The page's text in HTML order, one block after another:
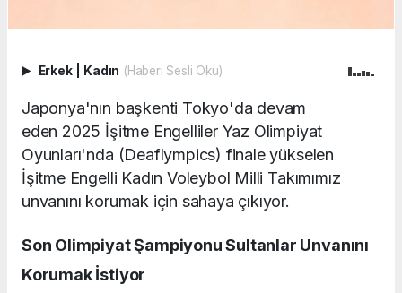
Erkek Kadın (Haberi Sesli Oku)
Japonya'nın başkenti Tokyo'da devam
eden 2025 İşitme Engelliler Yaz Olimpiyat
Oyunları'nda (Deaflympics) finale yükselen
İşitme Engelli Kadın Voleybol Milli Takımımız
unvanını korumak için sahaya çıkıyor.
Son Olimpiyat Şampiyonu Sultanlar Unvanını
Korumak İstiyor